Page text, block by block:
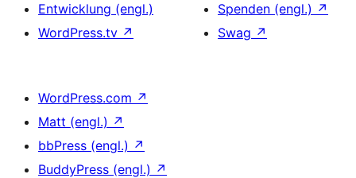
Entwicklung (engl.)
WordPress.tv ↗
Spenden (engl.) ↗
Swag ↗
WordPress.com ↗
Matt (engl.) ↗
bbPress (engl.) ↗
BuddyPress (engl.) ↗